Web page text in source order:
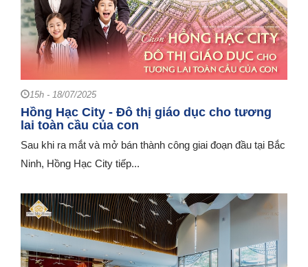
15h - 18/07/2025
Hồng Hạc City - Đô thị giáo dục cho tương
lai toàn cầu của con
Sau khi ra mắt và mở bán thành công giai đoạn đầu tại Bắc
Ninh, Hồng Hạc City tiếp...